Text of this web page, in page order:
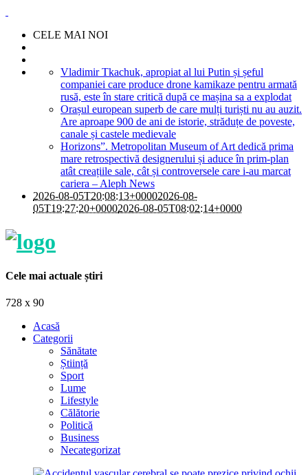
CELE MAI NOI
Vladimir Tkachuk, apropiat al lui Putin și șeful
companiei care produce drone kamikaze pentru armată
rusă, este în stare critică după ce mașina sa a explodat
Orașul european superb de care mulți turiști nu au auzit.
Are aproape 900 de ani de istorie, străduțe de poveste,
canale și castele medievale
Horizons”. Metropolitan Museum of Art dedică prima
mare retrospectivă designerului și aduce în prim-plan
atât creațiile sale, cât și controversele care i-au marcat
cariera – Aleph News
2026-08-05T20:08:13+00002026-08-
05T19:27:20+00002026-08-05T08:02:14+0000
Cele mai actuale știri
728 x 90
Acasă
Categorii
Sănătate
Știință
Sport
Lume
Lifestyle
Călătorie
Politică
Business
Necategorizat